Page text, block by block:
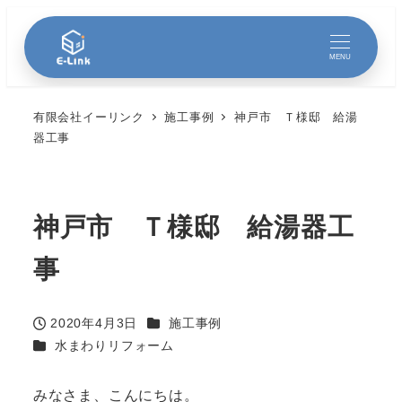
MENU
有限会社イーリンク 施工事例
神戸市 Ｔ様邸 給湯
器工事
神戸市 Ｔ様邸 給湯器工
事
投稿日
2020年4月3日 カテゴリー
施工事例
カテゴリー
水まわりリフォーム
みなさま、こんにちは。